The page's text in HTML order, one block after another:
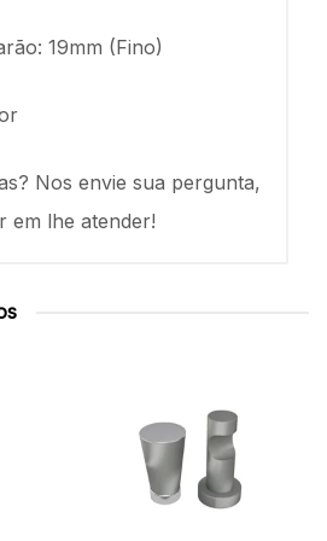
19mm (Fino)
Nos envie sua pergunta,
em lhe atender!